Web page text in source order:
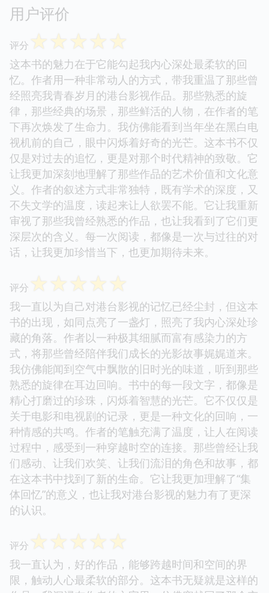
用户评价
评分 ☆☆☆☆☆
这本书的魅力在于它能勾起我内心深处最柔软的回
忆。作者用一种非常动人的方式，带我重温了那些曾
经照亮我青春岁月的港台影视作品。那些熟悉的旋
律，那些经典的场景，那些鲜活的人物，在作者的笔
下再次焕发了生命力。我仿佛能看到当年坐在黑白电
视机前的自己，眼中闪烁着好奇的光芒。这本书不仅
仅是对过去的追忆，更是对那个时代精神的致敬。它
让我更加深刻地理解了那些作品的艺术价值和文化意
义。作者的叙述方式非常独特，既有学术的深度，又
不失文学的温度，读起来让人欲罢不能。它让我重新
审视了那些我曾经熟悉的作品，也让我看到了它们更
深层次的含义。每一次阅读，都像是一次与过往的对
话，让我更加珍惜当下，也更加期待未来。
评分 ☆☆☆☆☆
我一直以为自己对港台影视的记忆已经尘封，但这本
书的出现，如同点亮了一盏灯，照亮了我内心深处珍
藏的角落。作者以一种极其细腻而富有感染力的方
式，将那些曾经陪伴我们成长的光影故事娓娓道来。
我仿佛能闻到空气中飘散的旧时光的味道，听到那些
熟悉的旋律在耳边回响。书中的每一段文字，都像是
精心打磨过的珍珠，闪烁着智慧的光芒。它不仅仅是
关于电影和电视剧的记录，更是一种文化的回响，一
种情感的共鸣。作者的笔触充满了温度，让人在阅读
过程中，感受到一种穿越时空的连接。那些曾经让我
们感动、让我们欢笑、让我们流泪的角色和故事，都
在这本书中找到了新的生命。它让我更加理解了“集
体回忆”的意义，也让我对港台影视的魅力有了更深
的认识。
评分 ☆☆☆☆☆
我一直认为，好的作品，能够跨越时间和空间的界
限，触动人心最柔软的部分。这本书无疑就是这样的